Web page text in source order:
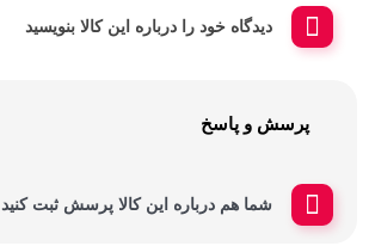
دیدگاه خود را درباره این کالا بنویسید
پرسش و پاسخ
شما هم درباره این کالا پرسش ثبت کنید